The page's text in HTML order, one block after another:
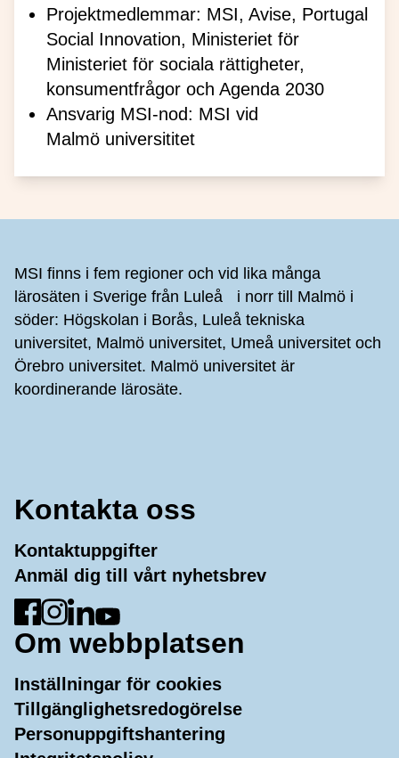
Projektmedlemmar: MSI, Avise, Portugal
Social Innovation, Ministeriet för
Ministeriet för sociala rättigheter,
konsumentfrågor och Agenda 2030
Ansvarig MSI-nod: MSI vid
Malmö universititet
MSI finns i fem regioner och vid lika många
lärosäten i Sverige från Luleå i norr till Malmö i
söder: Högskolan i Borås, Luleå tekniska
universitet, Malmö universitet, Umeå universitet och
Örebro universitet. Malmö universitet är
koordinerande lärosäte.
Kontakta oss
Kontaktuppgifter
Anmäl dig till vårt nyhetsbrev
Gå till Facebook
Gå till Instagram
Gå till LinkedIn
Gå till YouTube
Om webbplatsen
Inställningar för cookies
Tillgänglighetsredogörelse
Personuppgiftshantering